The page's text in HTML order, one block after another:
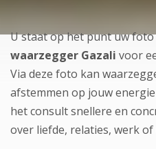
U staat op het punt uw
waarzegger Gazali voor
Via deze foto kan
afstemmen op jouw
het consult snellere en
over liefde, relaties, werk